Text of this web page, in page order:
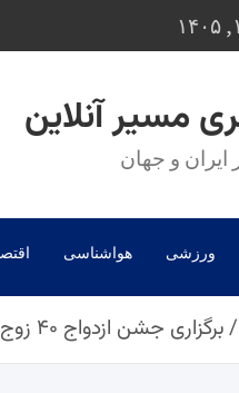
مسیر آنلاین
ایران و جهان
ورزشی هواشناسی
برگزاری جشن ازدواج ۴۰ زوج جوان خراسانی در قم